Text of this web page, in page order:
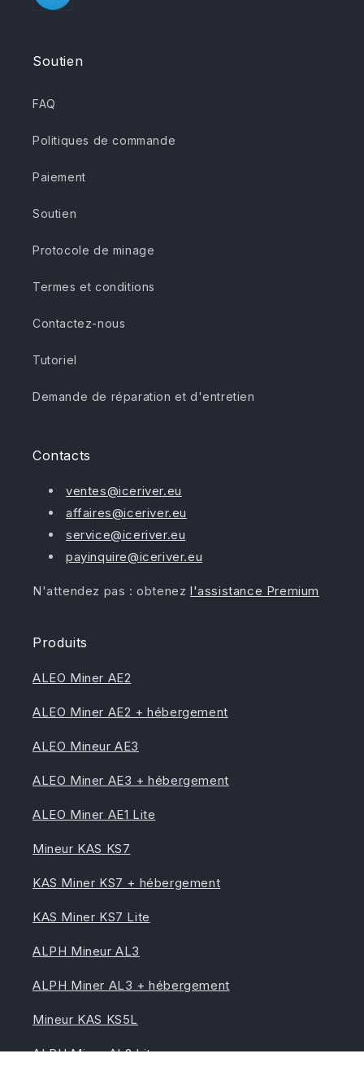
Soutien
FAQ
Politiques de commande
Paiement
Soutien
Protocole de minage
Termes et conditions
Contactez-nous
Tutoriel
Demande de réparation et d'entretien
Contacts
ventes@iceriver.eu
affaires@iceriver.eu
service@iceriver.eu
payinquire@iceriver.eu
N'attendez pas : obtenez l'assistance Premium
Produits
ALEO Miner AE2
ALEO Miner AE2 + hébergement
ALEO Mineur AE3
ALEO Miner AE3 + hébergement
ALEO Miner AE1 Lite
Mineur KAS KS7
KAS Miner KS7 + hébergement
KAS Miner KS7 Lite
ALPH Mineur AL3
ALPH Miner AL3 + hébergement
Mineur KAS KS5L
ALPH Miner AL2 Lite